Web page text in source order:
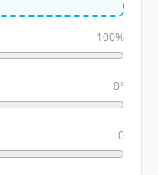
100%
0°
0